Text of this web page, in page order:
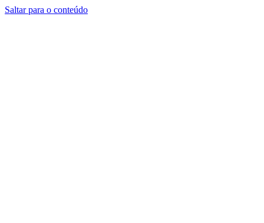
Saltar para o conteúdo